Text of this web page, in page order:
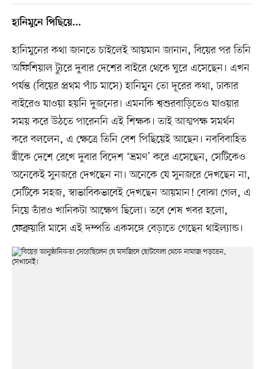
হানিমুনে পিছিয়ে...
হানিমুনের কথা জানতে চাইলেই আয়মান জানান, বিয়ের পর তিনি
অফিশিয়াল ট্যুরে দুবার দেশের বাইরে থেকে ঘুরে এসেছেন। এখন
পর্যন্ত (বিয়ের প্রথম পাঁচ মাসে) হানিমুন তো দূরের কথা, ঢাকার
বাইরেও যাওয়া হয়নি দুজনের। এমনকি শ্বশুরবাড়িতেও যাওয়ার
সময় করে উঠতে পারেননি এই শিক্ষক। তাই আত্মপক্ষ সমর্থন
করে বললেন, এ ক্ষেত্রে তিনি বেশ পিছিয়েই আছেন। নববিবাহিত
স্ত্রীকে দেশে রেখে দুবার বিদেশ ‘ভ্রমণ’ করে এসেছেন, সেটিকেও
অনেকেই সুনজরে দেখছেন না। অনেকে যে সুনজরে দেখছেন না,
সেটিকে সহজ, স্বাভাবিকভাবেই দেখছেন আয়মান! বোঝা গেল, এ
নিয়ে তাঁরও খানিকটা আক্ষেপ ছিলো। তবে শেষ খবর হলো,
ফেব্রুয়ারি মাসে এই দম্পতি একসঙ্গে বেড়াতে গেছেন থাইল্যান্ড।